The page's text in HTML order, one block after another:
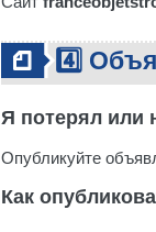
4️⃣
Я потерял или
Опубликуйте
Как